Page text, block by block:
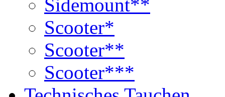
Sidemount**
Scooter*
Scooter**
Scooter***